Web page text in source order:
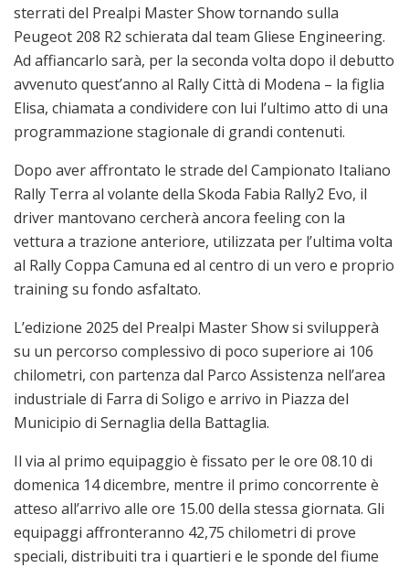
sterrati del Prealpi Master Show tornando sulla
Peugeot 208 R2 schierata dal team Gliese Engineering.
Ad affiancarlo sarà, per la seconda volta dopo il debutto
avvenuto quest’anno al Rally Città di Modena – la figlia
Elisa, chiamata a condividere con lui l’ultimo atto di una
programmazione stagionale di grandi contenuti.
Dopo aver affrontato le strade del Campionato Italiano
Rally Terra al volante della Skoda Fabia Rally2 Evo, il
driver mantovano cercherà ancora feeling con la
vettura a trazione anteriore, utilizzata per l’ultima volta
al Rally Coppa Camuna ed al centro di un vero e proprio
training su fondo asfaltato.
L’edizione 2025 del Prealpi Master Show si svilupperà
su un percorso complessivo di poco superiore ai 106
chilometri, con partenza dal Parco Assistenza nell’area
industriale di Farra di Soligo e arrivo in Piazza del
Municipio di Sernaglia della Battaglia.
Il via al primo equipaggio è fissato per le ore 08.10 di
domenica 14 dicembre, mentre il primo concorrente è
atteso all’arrivo alle ore 15.00 della stessa giornata. Gli
equipaggi affronteranno 42,75 chilometri di prove
speciali, distribuiti tra i quartieri e le sponde del fiume